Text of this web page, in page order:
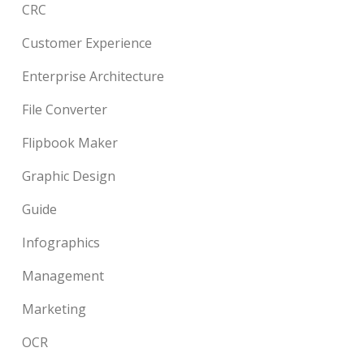
CRC
Customer Experience
Enterprise Architecture
File Converter
Flipbook Maker
Graphic Design
Guide
Infographics
Management
Marketing
OCR